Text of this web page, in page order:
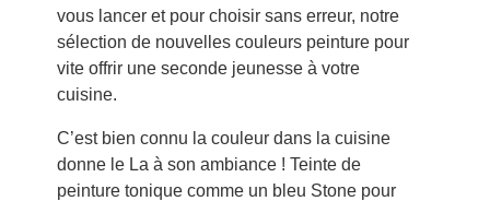
vous lancer et pour choisir sans erreur, notre
sélection de nouvelles couleurs peinture pour
vite offrir une seconde jeunesse à votre
cuisine.
C’est bien connu la couleur dans la cuisine
donne le La à son ambiance ! Teinte de
peinture tonique comme un bleu Stone pour